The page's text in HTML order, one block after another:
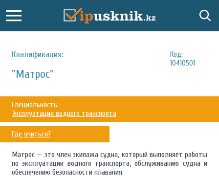
Квалификация:
Код:
10410501
"Матрос"
Специальность:
Эксплуатация водного транспорта
Где учиться?
Матрос — это член экипажа судна, который выполняет работы
по эксплуатации водного транспорта, обслуживанию судна и
обеспечению безопасности плавания.